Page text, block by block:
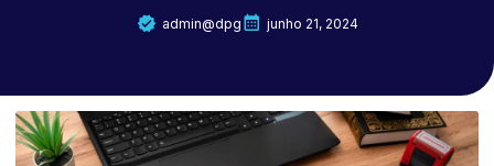
admin@dpg junho 21, 2024